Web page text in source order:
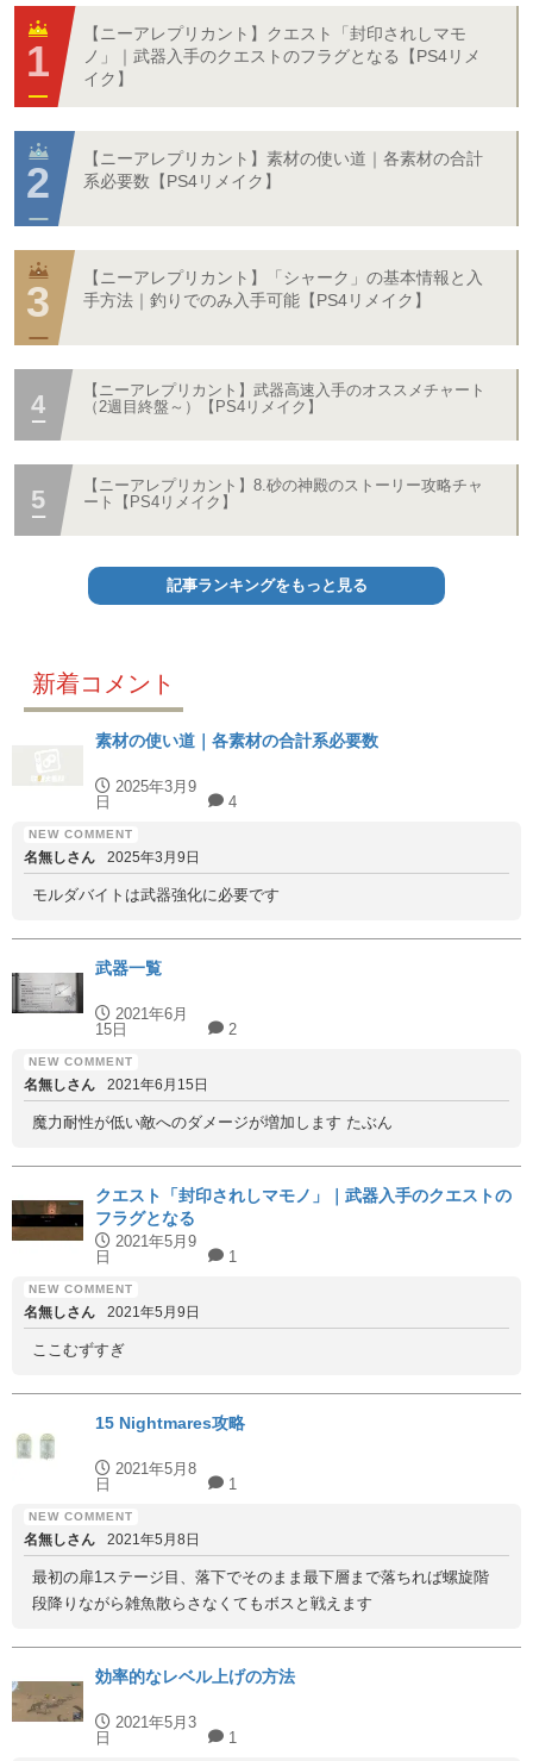
【ニーアレプリカント】クエスト「封印されしマモ
ノ」｜武器入手のクエストのフラグとなる【PS4リメ
イク】
【ニーアレプリカント】素材の使い道｜各素材の合計
系必要数【PS4リメイク】
【ニーアレプリカント】「シャーク」の基本情報と入
手方法｜釣りでのみ入手可能【PS4リメイク】
【ニーアレプリカント】武器高速入手のオススメチャート
（2週目終盤～）【PS4リメイク】
【ニーアレプリカント】8.砂の神殿のストーリー攻略チャ
ート【PS4リメイク】
記事ランキングをもっと見る
新着コメント
素材の使い道｜各素材の合計系必要数
2025年3月9
日
4
名無しさん 2025年3月9日
モルダバイトは武器強化に必要です
武器一覧
2021年6月
15日
2
名無しさん 2021年6月15日
魔力耐性が低い敵へのダメージが増加します たぶん
クエスト「封印されしマモノ」｜武器入手のクエストの
フラグとなる
2021年5月9
日
1
名無しさん 2021年5月9日
ここむずすぎ
15 Nightmares攻略
2021年5月8
日
1
名無しさん 2021年5月8日
最初の扉1ステージ目、落下でそのまま最下層まで落ちれば螺旋階
段降りながら雑魚散らさなくてもボスと戦えます
効率的なレベル上げの方法
2021年5月3
日
1